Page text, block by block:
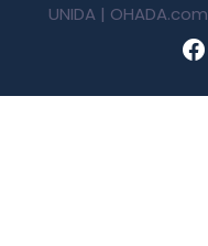
UNIDA | OHADA.com